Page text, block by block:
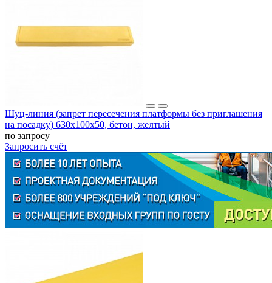
Шуц-линия (запрет пересечения платформы без приглашения
на посадку) 630х100х50, бетон, желтый
по запросу
Запросить счёт